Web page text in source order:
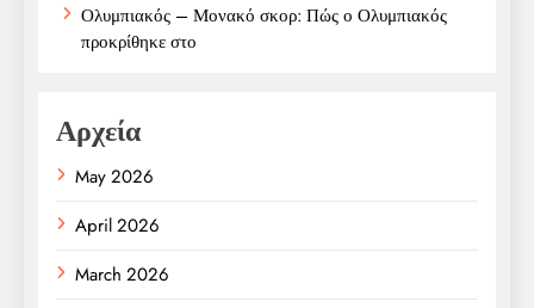
Ολυμπιακός – Μονακό σκορ: Πώς ο Ολυμπιακός
προκρίθηκε στο
Αρχεία
May 2026
April 2026
March 2026